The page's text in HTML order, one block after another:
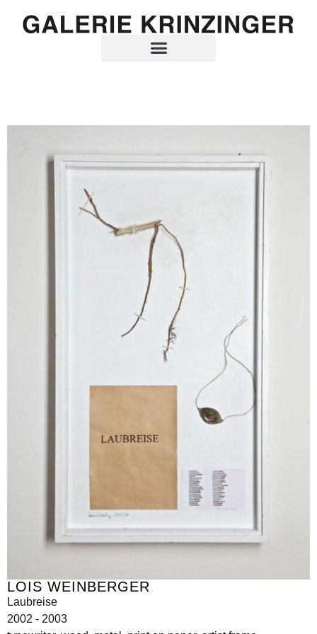
LOIS WEINBERGER
Laubreise
2002 - 2003